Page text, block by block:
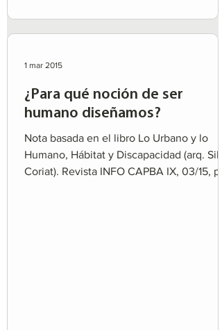
¿Para qué noción de ser
humano diseñamos?
Nota basada en el libro Lo Urbano y lo
Humano, Hábitat y Discapacidad (arq.
Coriat). Revista INFO CAPBA IX, 03/15,
1 mar 2015